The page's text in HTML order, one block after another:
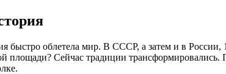
быстро облетела мир. В СССР, а затем и в
площади? Сейчас традиции